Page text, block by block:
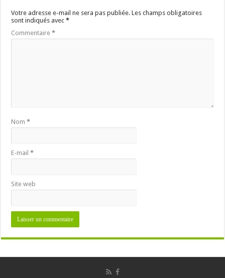
Votre adresse e-mail ne sera pas publiée. Les champs obligatoires
sont indiqués avec*
Commentaire*
Nom*
E-mail*
Site web